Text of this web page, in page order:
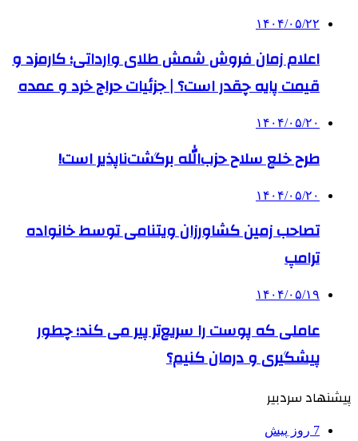
۱۴۰۴/۰۵/۲۲
اعلام زمان فروش شمش طلای وارداتی؛ کارمزد و
قیمت پایه چقدر است؟ | جزئیات حراج خرد و عمده
۱۴۰۴/۰۵/۲۰
طرح خلع سلاح حزب‌الله برگشت‌ناپذیر است!
۱۴۰۴/۰۵/۲۰
تصاحب زمین کشاورزان ویتنامی توسط خانواده
ترامپ
۱۴۰۴/۰۵/۱۹
عاملی که پوست را سریع‌تر پیر می کند؛ چطور
پیشگیری و درمان کنیم؟
پیشنهاد سردبیر
7 روز پیش